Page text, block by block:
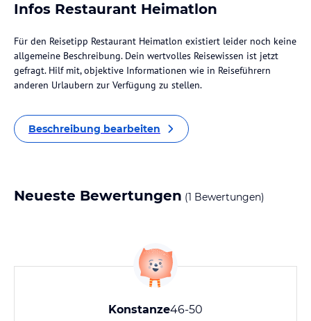
Infos Restaurant Heimatlon
Für den Reisetipp Restaurant Heimatlon existiert leider noch keine
allgemeine Beschreibung. Dein wertvolles Reisewissen ist jetzt
gefragt. Hilf mit, objektive Informationen wie in Reiseführern
anderen Urlaubern zur Verfügung zu stellen.
Beschreibung bearbeiten
Neueste Bewertungen (1 Bewertungen)
Konstanze46-50